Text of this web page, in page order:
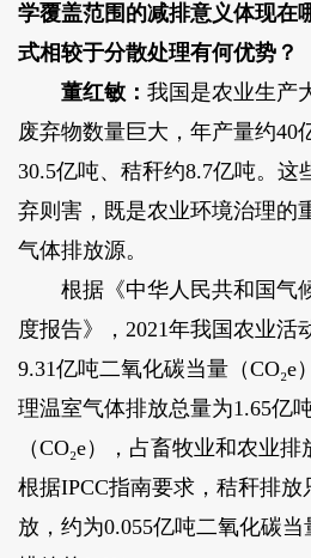
学覆盖范围的减排意义体现在
式相较于分散处理有何优势？
董红敏： 我国是农业生产
废弃物数量巨大，年产量约40
30.5亿吨、秸秆约8.7亿吨。这
弃则害，既是农业环境治理的
气体排放源。
根据《中华人民共和国气
度报告》，2021年我国农业活
9.31亿吨二氧化碳当量（CO₂e
理温室气体排放总量为1.65亿
（CO₂e），占畜牧业和农业排
根据IPCC指南要求，秸秆排
放，约为0.055亿吨二氧化碳当